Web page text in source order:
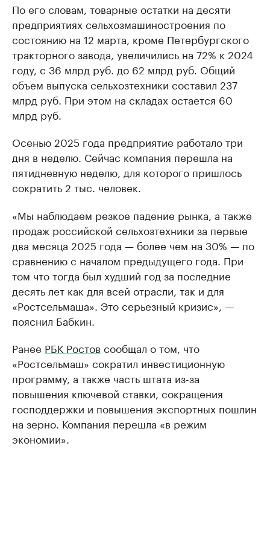
По его словам, товарные остатки на десяти
предприятиях сельхозмашиностроения по
состоянию на 12 марта, кроме Петербургского
тракторного завода, увеличились на 72% к 2024
году, с 36 млрд руб. до 62 млрд руб. Общий
объем выпуска сельхозтехники составил 237
млрд руб. При этом на складах остается 60
млрд руб.
Осенью 2025 года предприятие работало три
дня в неделю. Сейчас компания перешла на
пятидневную неделю, для которого пришлось
сократить 2 тыс. человек.
«Мы наблюдаем резкое падение рынка, а также
продаж российской сельхозтехники за первые
два месяца 2025 года — более чем на 30% — по
сравнению с началом предыдущего года. При
том что тогда был худший год за последние
десять лет как для всей отрасли, так и для
«Ростсельмаша». Это серьезный кризис», —
пояснил Бабкин.
Ранее РБК Ростов сообщал о том, что
«Ростсельмаш» сократил инвестиционную
программу, а также часть штата из-за
повышения ключевой ставки, сокращения
господдержки и повышения экспортных пошлин
на зерно. Компания перешла «в режим
экономии».